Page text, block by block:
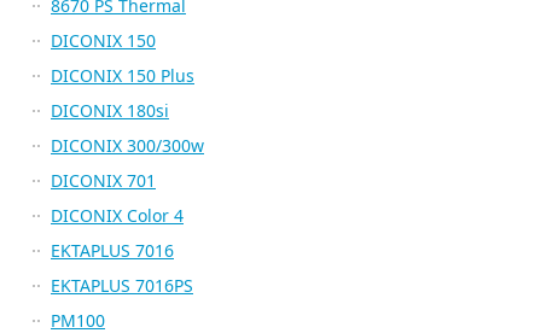
8670 PS Thermal
DICONIX 150
DICONIX 150 Plus
DICONIX 180si
DICONIX 300/300w
DICONIX 701
DICONIX Color 4
EKTAPLUS 7016
EKTAPLUS 7016PS
PM100